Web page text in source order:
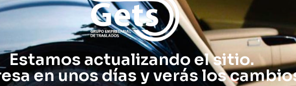
Estamos actualizando el sitio.
en unos días y verás los